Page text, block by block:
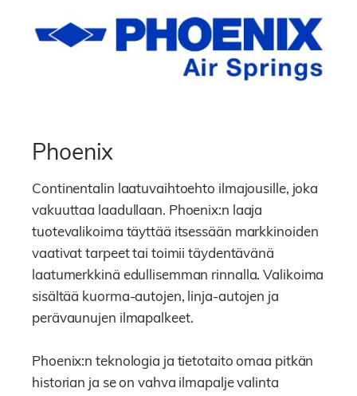
Phoenix
Continentalin laatuvaihtoehto ilmajousille, joka
vakuuttaa laadullaan. Phoenix:n laaja
tuotevalikoima täyttää itsessään markkinoiden
vaativat tarpeet tai toimii täydentävänä
laatumerkkinä edullisemman rinnalla. Valikoima
sisältää kuorma-autojen, linja-autojen ja
perävaunujen ilmapalkeet.
Phoenix:n teknologia ja tietotaito omaa pitkän
historian ja se on vahva ilmapalje valinta